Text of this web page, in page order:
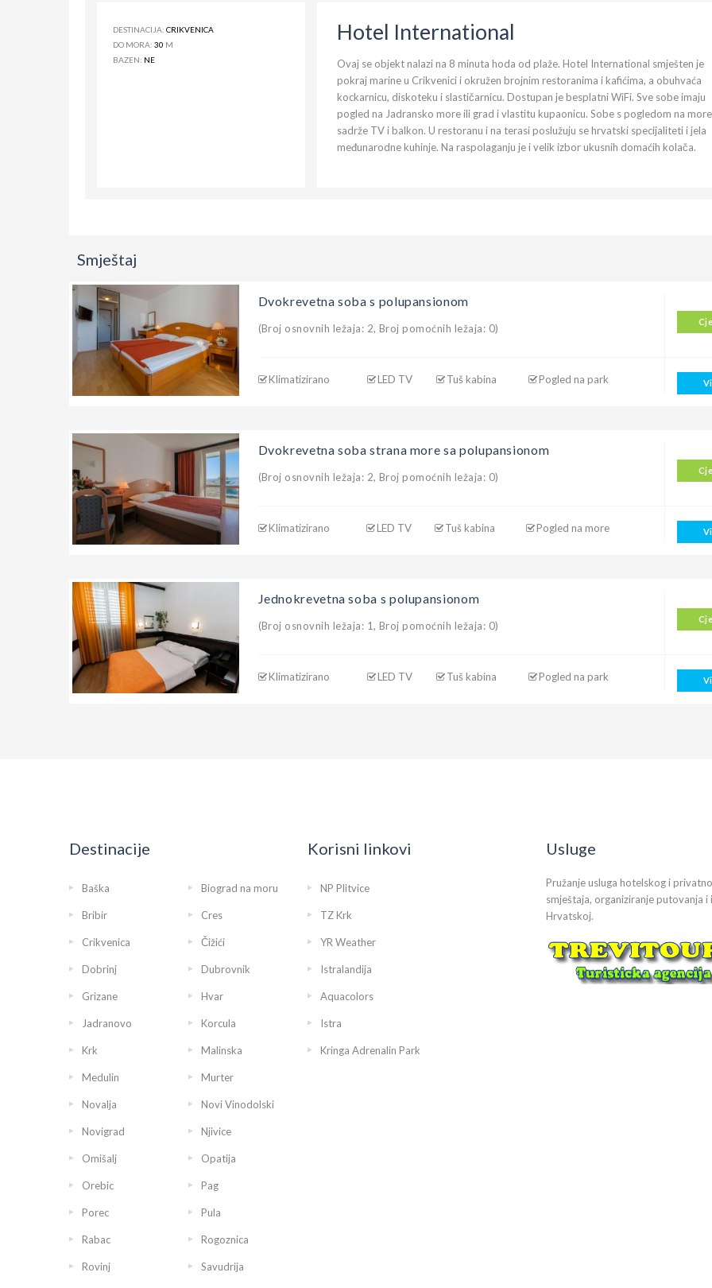
DESTINACIJA: CRIKVENICA
DO MORA: 30 M
BAZEN: NE
Hotel International
Ovaj se objekt nalazi na 8 minuta hoda od plaže. Hotel International smješten je
pokraj marine u Crikvenici i okružen brojnim restoranima i kafićima, a obuhvaća
kockarnicu, diskoteku i slastičarnicu. Dostupan je besplatni WiFi. Sve sobe imaju
pogled na Jadransko more ili grad i vlastitu kupaonicu. Sobe s pogledom na more
sadrže TV i balkon. U restoranu i na terasi poslužuju se hrvatski specijaliteti i jela
međunarodne kuhinje. Na raspolaganju je i velik izbor ukusnih domaćih kolača.
Smještaj
Dvokrevetna soba s polupansionom
(Broj osnovnih ležaja: 2, Broj pomoćnih ležaja: 0)
Klimatizirano LED TV Tuš kabina Pogled na park
Dvokrevetna soba strana more sa polupansionom
(Broj osnovnih ležaja: 2, Broj pomoćnih ležaja: 0)
Klimatizirano LED TV Tuš kabina Pogled na more
Jednokrevetna soba s polupansionom
(Broj osnovnih ležaja: 1, Broj pomoćnih ležaja: 0)
Klimatizirano LED TV Tuš kabina Pogled na park
Destinacije
Baška Biograd na moru
Bribir Cres
Crikvenica Čižići
Dobrinj Dubrovnik
Grizane Hvar
Jadranovo Korcula
Krk Malinska
Medulin Murter
Novalja Novi Vinodolski
Novigrad Njivice
Omišalj Opatija
Orebic Pag
Porec Pula
Rabac Rogoznica
Rovinj Savudrija
Korisni linkovi
NP Plitvice
TZ Krk
YR Weather
Istralandija
Aquacolors
Istra
Kringa Adrenalin Park
Usluge
Pružanje usluga hotelskog i
smještaja, organiziranje putovanja i
Hrvatskoj.